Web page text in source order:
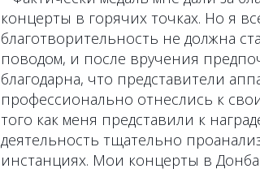
концерты в горячих точках. Но я
благотворительность не должна
поводом, и после вручения
благодарна, что представители
профессионально отнеслись к
того как меня представили к
деятельность тщательно
инстанциях. Мои концерты в